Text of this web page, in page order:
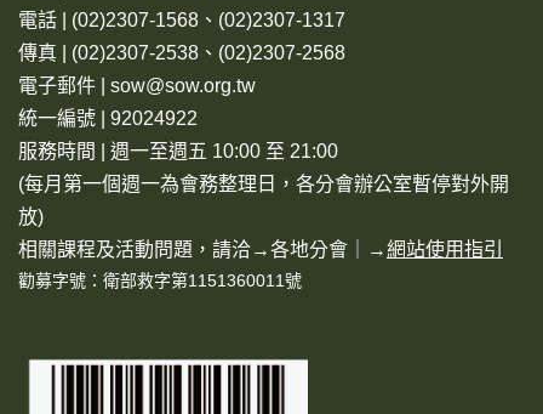
電話 | (02)2307-1568、(02)2307-1317
傳真 | (02)2307-2538、(02)2307-2568
電子郵件 | sow@sow.org.tw
統一編號 | 92024922
服務時間 | 週一至週五 10:00 至 21:00
(每月第一個週一為會務整理日，各分會辦公室暫停對外開
放)
相關課程及活動問題，請洽→各地分會 ｜→網站使用指引
勸募字號：衛部救字第1151360011號